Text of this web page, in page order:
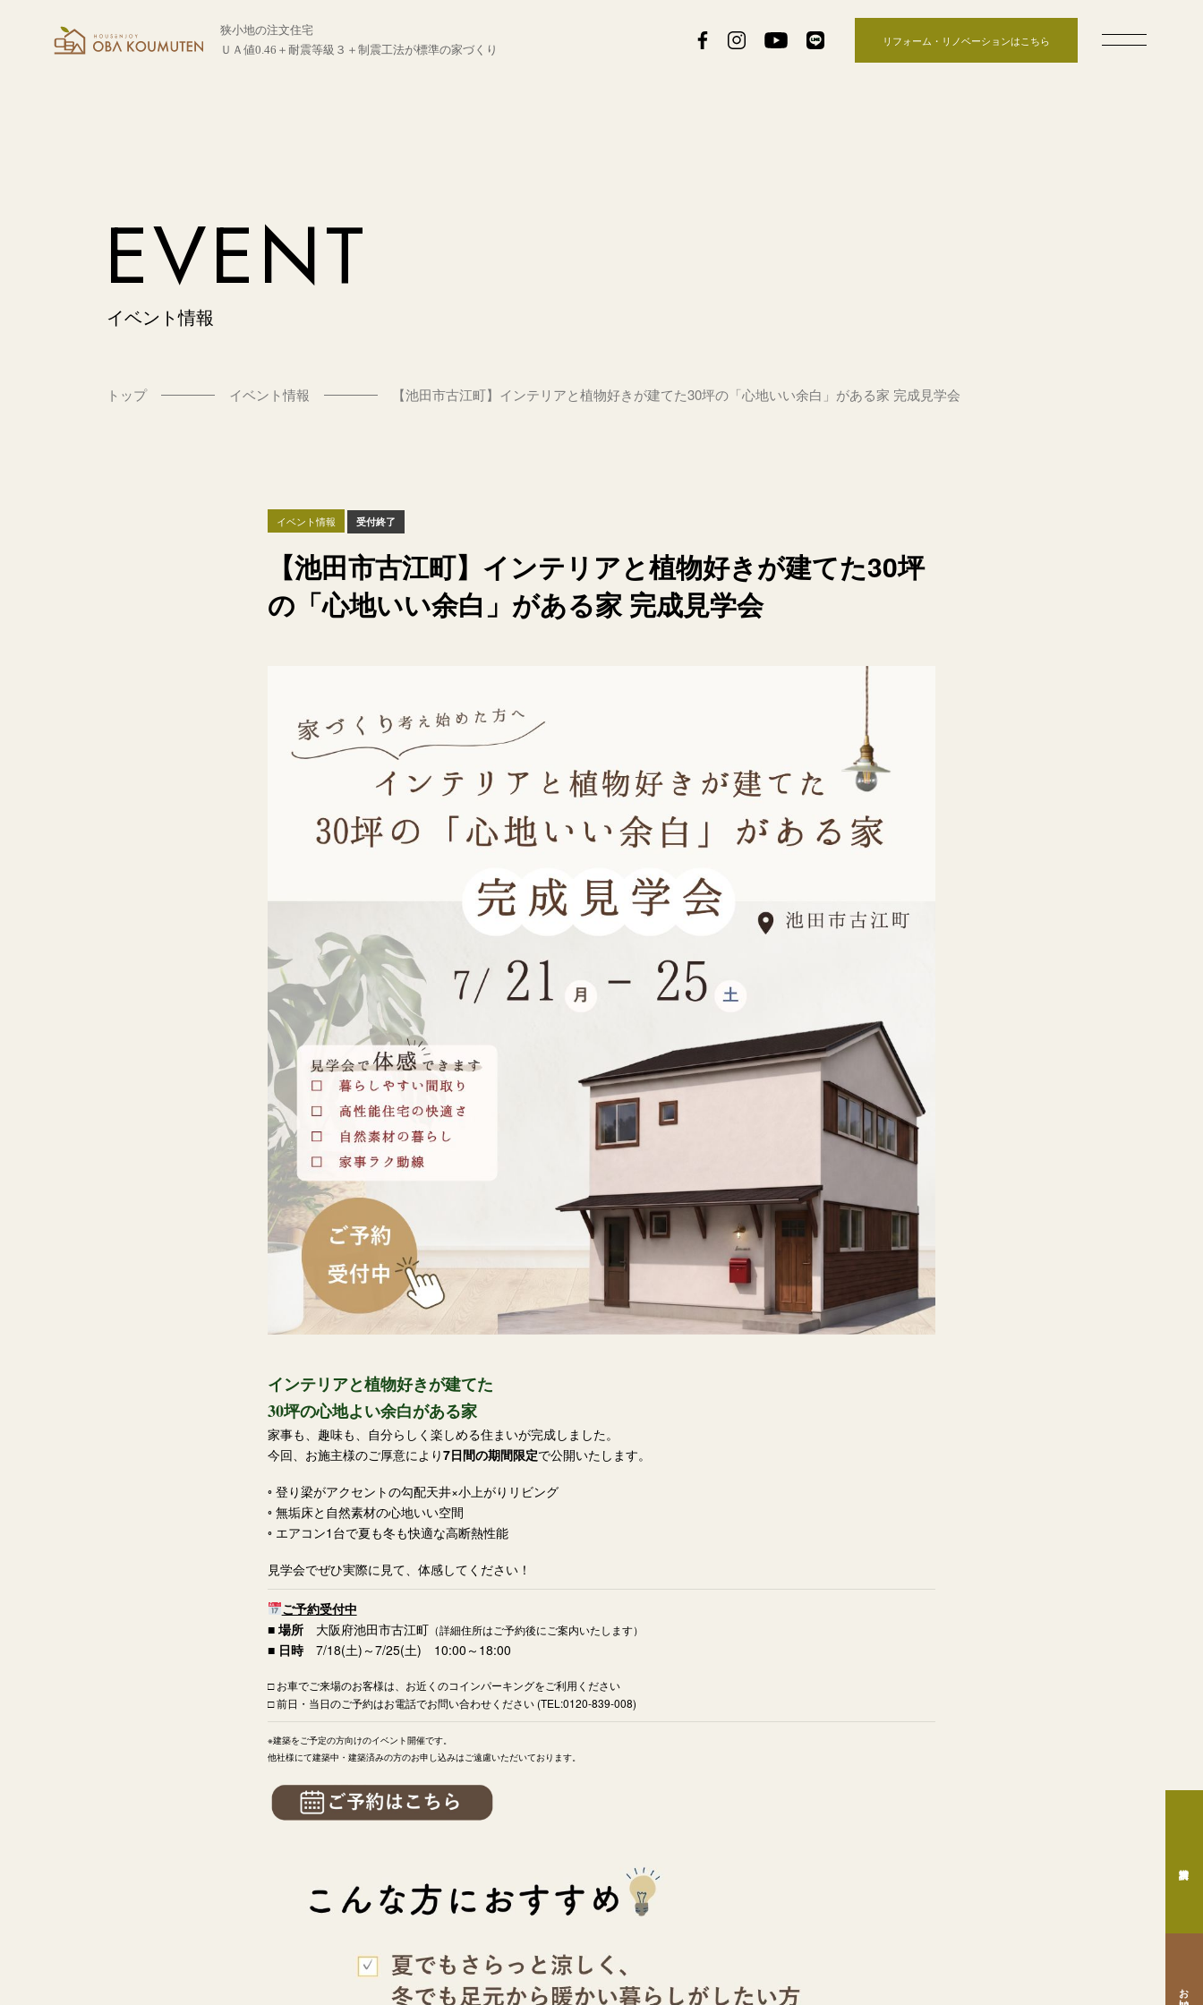
狭小地の注文住宅
ＵＡ値0.46＋耐震等級３＋制震工法が標準の家づくり
リフォーム・リノベーションはこちら
EVENT
イベント情報
トップ イベント情報 【池田市古江町】インテリアと植物好きが建てた30坪の「心地いい余白」がある家 完成見学会
イベント情報 受付終了
【池田市古江町】インテリアと植物好きが建てた30坪
の「心地いい余白」がある家 完成見学会
インテリアと植物好きが建てた
30坪の心地よい余白がある家
家事も、趣味も、自分らしく楽しめる住まいが完成しました。
今回、お施主様のご厚意により7日間の期間限定で公開いたします。
◦ 登り梁がアクセントの勾配天井×小上がりリビング
◦ 無垢床と自然素材の心地いい空間
◦ エアコン1台で夏も冬も快適な高断熱性能
見学会でぜひ実際に見て、体感してください！
ご予約受付中
■ 場所
大阪府池田市古江町（詳細住所はご予約後にご案内いたします）
■ 日時7/18(土)～7/25(土) 10:00～18:00
□ お車でご来場のお客様は、お近くのコインパーキングをご利用ください
□ 前日・当日のご予約はお電話でお問い合わせください (TEL:0120-839-008)
※建築をご予定の方向けのイベント開催です。
他社様にて建築中・建築済みの方のお申し込みはご遠慮いただいております。